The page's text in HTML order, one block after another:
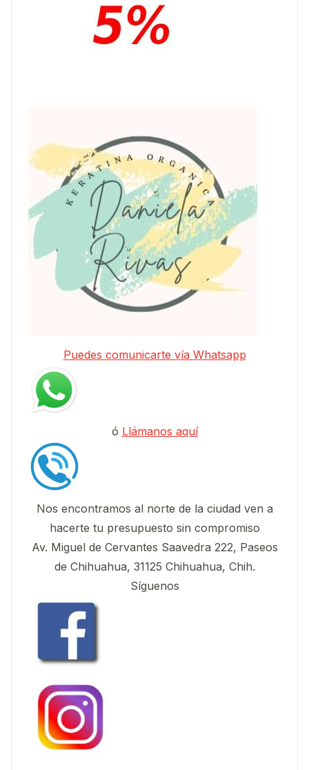
Puedes comunicarte vía Whatsapp
ó Llámanos aquí
Nos encontramos al norte de la ciudad ven a
hacerte tu presupuesto sin compromiso
Av. Miguel de Cervantes Saavedra 222, Paseos
de Chihuahua, 31125 Chihuahua, Chih.
Síguenos